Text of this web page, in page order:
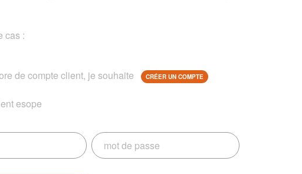
cas :
de compte client, je souhaite CRÉER UN COMPTE
esope